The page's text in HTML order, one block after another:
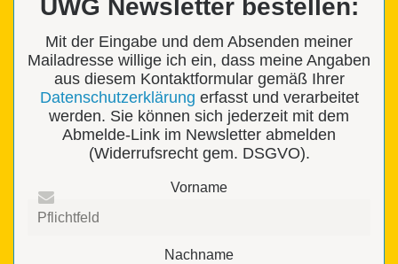
UWG Newsletter bestellen:
Mit der Eingabe und dem Absenden meiner
Mailadresse willige ich ein, dass meine Angaben
aus diesem Kontaktformular gemäß Ihrer
Datenschutzerklärung erfasst und verarbeitet
werden. Sie können sich jederzeit mit dem
Abmelde-Link im Newsletter abmelden
(Widerrufsrecht gem. DSGVO).
Vorname
Nachname